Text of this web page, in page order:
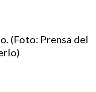
(Foto: Prensa del